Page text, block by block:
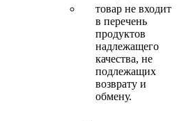
товар не входит
в перечень
продуктов
надлежащего
качества, не
подлежащих
возврату и
обмену.